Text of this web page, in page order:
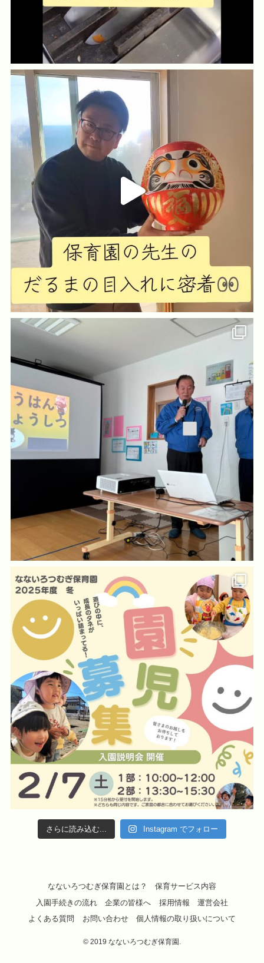
さらに読み込む... Instagram でフォロー
なないろつむぎ保育園とは？
保育サービス内容
入園手続きの流れ
企業の皆様へ 採用情報
運営会社
よくある質問
お問い合わせ 個人情報の取り扱いについて
© 2019 なないろつむぎ保育園.